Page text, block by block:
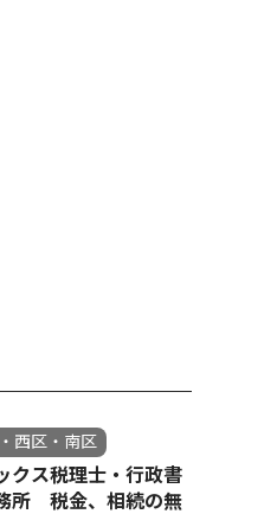
西区・南区
クス税理士・行政書
所 税金、相続の無